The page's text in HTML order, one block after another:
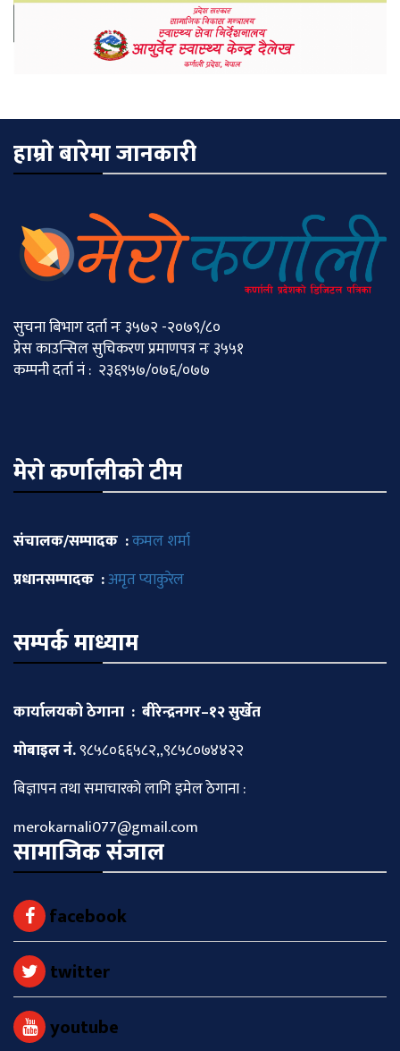
हाम्रो बारेमा जानकारी
सुचना बिभाग दर्ता नः ३५७२ -२०७९/८०
प्रेस काउन्सिल सुचिकरण प्रमाणपत्र नः ३५५१
कम्पनी दर्ता नं : २३६९५७/०७६/०७७
मेराे कर्णालीकाे टीम
संचालक/सम्पादक :कमल शर्मा
प्रधानसम्पादक :अमृत प्याकुरेल
सम्पर्क माध्याम
कार्यालयको ठेगाना : बीरेन्द्रनगर–१२ सुर्खेत
माेबाइल नं.९८५८०६६५८२,,९८५८०७४४२२
बिज्ञापन तथा समाचारकाे लागि इमेल ठेगाना :
merokarnali077@gmail.com
सामाजिक संजाल
facebook
twitter
youtube